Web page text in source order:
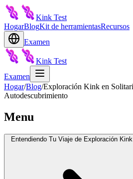
Kink Test
HogarBlogKit de herramientasRecursos
Examen
Kink Test
Examen
Hogar/Blog/Exploración Kink en
Autodescubrimiento
Menu
Entendiendo Tu Viaje de Exploración